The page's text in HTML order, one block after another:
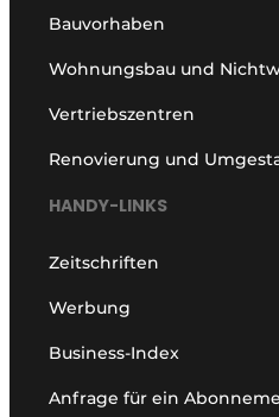
Bauvorhaben
Wohnungsbau und
Vertriebszentren
Renovierung und
HANDY-LINKS
Zeitschriften
Werbung
Business-Index
Anfrage für ein